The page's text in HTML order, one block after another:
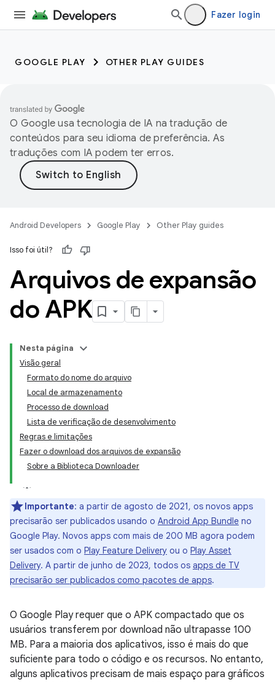
Fazer login
GOOGLE PLAY OTHER PLAY GUIDES
O Google usa tecnologia de IA na tradução de
conteúdos para seu idioma de preferência. As
traduções com IA podem ter erros.
Android Developers Google Play Other Play guides
Isso foi útil?
Arquivos de expansão
do APK
Nesta página
Visão geral
Formato do nome do arquivo
Local de armazenamento
Processo de download
Lista de verificação de desenvolvimento
Regras e limitações
Fazer o download dos arquivos de expansão
Sobre a Biblioteca Downloader
Importante: a partir de agosto de 2021, os novos apps
precisarão ser publicados usando o Android App Bundle no
Google Play. Novos apps com mais de 200 MB agora podem
ser usados com o Play Feature Delivery ou o Play Asset
Delivery. A partir de junho de 2023, todos os apps de TV
precisarão ser publicados como pacotes de apps.
O Google Play requer que o APK compactado que os
usuários transferem por download não ultrapasse 100
MB. Para a maioria dos aplicativos, isso é mais do que
suficiente para todo o código e os recursos. No entanto,
alguns aplicativos precisam de mais espaço para gráficos